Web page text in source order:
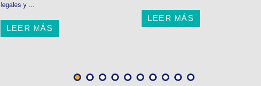
legales y ...
LEER MÁS
LEER MÁS